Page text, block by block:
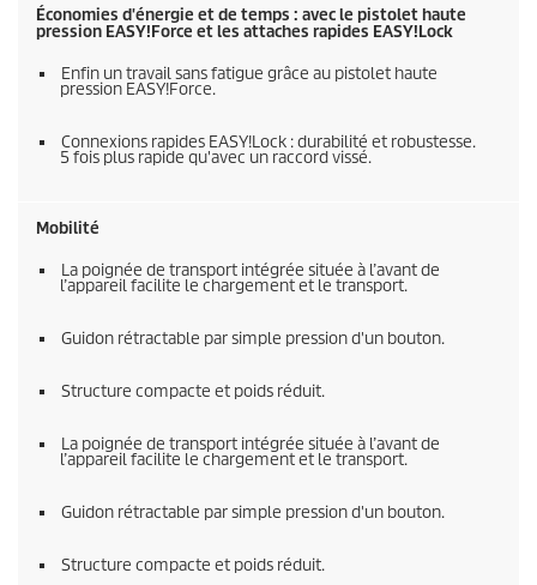
Économies d'énergie et de temps : avec le pistolet haute
pression EASY!Force et les attaches rapides EASY!Lock
Enfin un travail sans fatigue grâce au pistolet haute
pression EASY!Force.
Connexions rapides EASY!Lock : durabilité et robustesse.
5 fois plus rapide qu'avec un raccord vissé.
Mobilité
La poignée de transport intégrée située à l’avant de
l’appareil facilite le chargement et le transport.
Guidon rétractable par simple pression d'un bouton.
Structure compacte et poids réduit.
La poignée de transport intégrée située à l’avant de
l’appareil facilite le chargement et le transport.
Guidon rétractable par simple pression d'un bouton.
Structure compacte et poids réduit.